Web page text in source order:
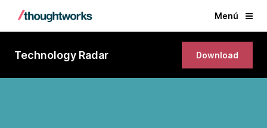
Menú
Technology Radar Download